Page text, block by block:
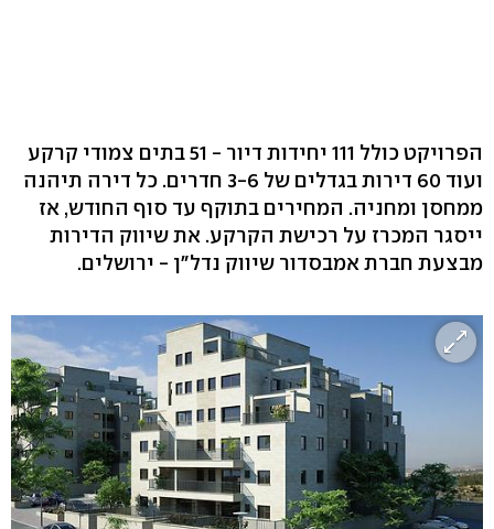
הפרויקט כולל 111 יחידות דיור - 51 בתים צמודי קרקע
ועוד 60 דירות בגדלים של 3-6 חדרים. כל דירה תיהנה
ממחסן ומחניה. המחירים בתוקף עד סוף החודש, אז
ייסגר המכרז על רכישת הקרקע. את שיווק הדירות
מבצעת חברת אמבסדור שיווק נדל"ן - ירושלים.